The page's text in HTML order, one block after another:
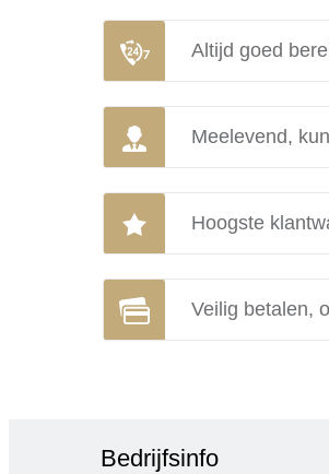
Altijd goed
Meelevend,
Hoogste
Veilig betalen,
Bedrijfsinfo